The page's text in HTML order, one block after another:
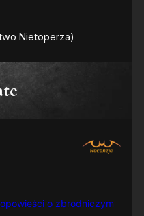
o zbrodniczym